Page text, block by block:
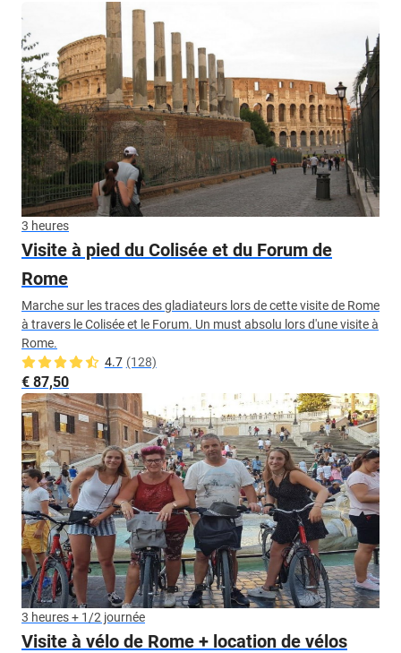
3 heures
Visite à pied du Colisée et du Forum de
Rome
Marche sur les traces des gladiateurs lors de cette visite de Rome
à travers le Colisée et le Forum. Un must absolu lors d'une visite à
Rome.
4.7 (128)
€ 87,50
3 heures + 1/2 journée
Visite à vélo de Rome + location de vélos